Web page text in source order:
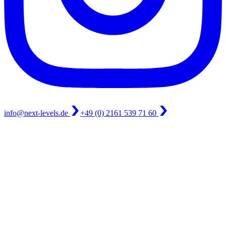
info@next-levels.de +49 (0) 2161 539 71 60